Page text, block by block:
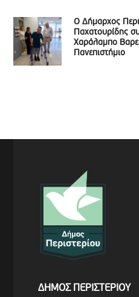
Ο Δήμαρχος
Παχατουρίδης
Χαράλαμπο
Πανεπιστήμιο
ΔΗΜΟΣ ΠΕΡΙΣΤΕΡΙΟΥ